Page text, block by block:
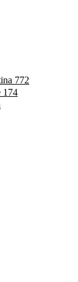
772
174